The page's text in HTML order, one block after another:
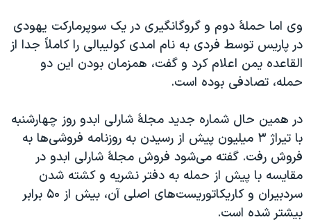
صفحه‌های ویژه
سفر پرزیدنت ترامپ به چین
وی اما حملۀ دوم و گروگانگيری در یک سوپرمارکت یهودی
در پاریس توسط فردی به نام امدی کولیبالی را کاملاً جدا از
القاعده يمن اعلام کرد و گفت، همزمان بودن این دو
حمله، تصادفی بوده است.
در همین حال شماره جديد مجلۀ شارلی ابدو روز چهارشنبه
با تيراژ ۳ ميليون پيش از رسيدن به روزنامه فروشی‌ها به
فروش رفت. گفته می‌شود فروش مجلۀ شارلی ابدو در
مقایسه با پيش از حمله به دفتر نشریه و کشته شدن
سردبيران و کاريکاتوريست‌های اصلی آن، بيش از ۵۰ برابر
بيشتر شده است.